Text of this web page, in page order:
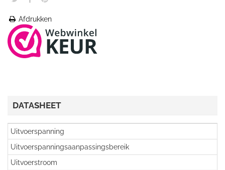
Afdrukken
DATASHEET
Uitvoerspanning
Uitvoerspanningsaanpassingsbereik
Uitvoerstroom